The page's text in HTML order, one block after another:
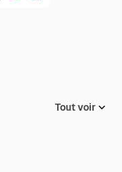
Tout voir